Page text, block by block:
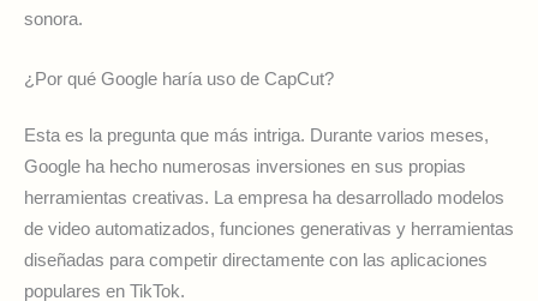
sonora.
¿Por qué Google haría uso de CapCut?
Esta es la pregunta que más intriga. Durante varios meses,
Google ha hecho numerosas inversiones en sus propias
herramientas creativas. La empresa ha desarrollado modelos
de video automatizados, funciones generativas y herramientas
diseñadas para competir directamente con las aplicaciones
populares en TikTok.